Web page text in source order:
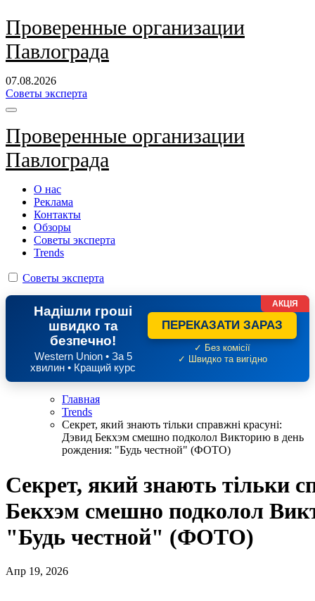
Перейти
к
содержанию
Проверенные организации
Павлограда
07.08.2026
Советы эксперта
Проверенные организации
Павлограда
О нас
Реклама
Контакты
Обзоры
Советы эксперта
Trends
Советы эксперта
Надішли гроші
швидко та
безпечно!
Western Union • За 5
хвилин • Кращий курс
ПЕРЕКАЗАТИ ЗАРАЗ
✓ Без комісії
✓ Швидко та вигідно
АКЦІЯ
Главная
Trends
Секрет, який знають тільки справжні красуні:
Дэвид Бекхэм смешно подколол Викторию в день
рождения: "Будь честной" (ФОТО)
Секрет, який знають тільки
Бекхэм смешно подколол
"Будь честной" (ФОТО)
Апр 19, 2026